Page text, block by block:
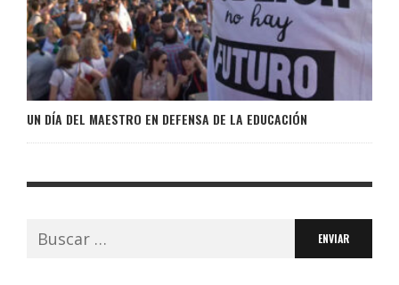
UN DÍA DEL MAESTRO EN DEFENSA DE LA EDUCACIÓN
Buscar: